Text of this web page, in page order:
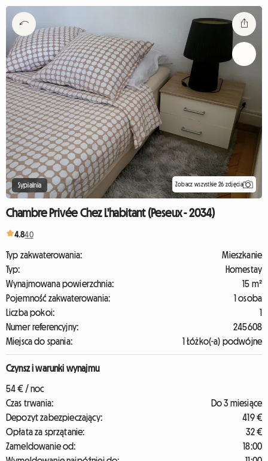
Sypialnia Zobacz wszystkie 26 zdjęcia
Chambre Privée Chez L'habitant (Peseux - 2034)
4.840
Typ zakwaterowania:
Mieszkanie
Typ:
Homestay
Wynajmowana powierzchnia:
15 m²
Pojemność zakwaterowania:
1 osoba
Liczba pokoi:
1
Numer referencyjny:
245608
Miejsca do spania:
1 Łóżko(-a) podwójne
Czynsz i warunki wynajmu
54 € / noc
Czas trwania:
Do 3 miesiące
Depozyt zabezpieczający:
419 €
Opłata za sprzątanie:
32 €
Zameldowanie od:
18:00